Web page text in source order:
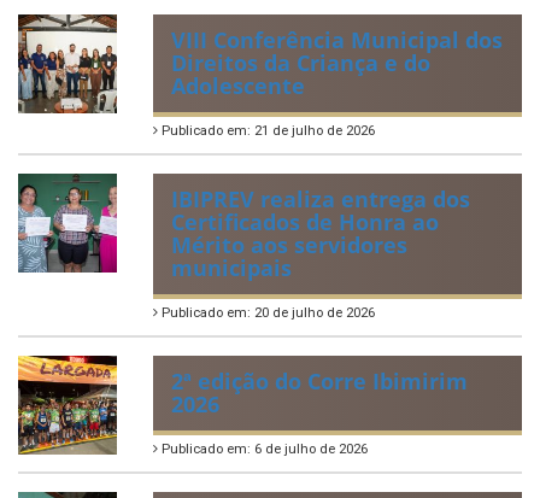
VIII Conferência Municipal dos
Direitos da Criança e do
Adolescente
Publicado em: 21 de julho de 2026
IBIPREV realiza entrega dos
Certificados de Honra ao
Mérito aos servidores
municipais
Publicado em: 20 de julho de 2026
2ª edição do Corre Ibimirim
2026
Publicado em: 6 de julho de 2026